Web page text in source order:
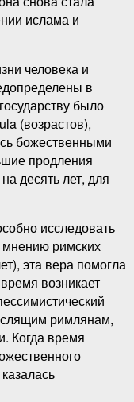
ислама и
человека и
в
было
(возрастов),
божественными
продления
десять лет, для
исследовать
мнению римских
эта вера помогла
возникает
римлянам,
Когда время